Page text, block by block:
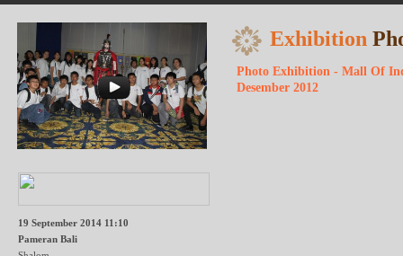
19 September 2014 11:10
Pameran Bali
Exhibition
Photo Exhibition - Mall Of
Desember 2012